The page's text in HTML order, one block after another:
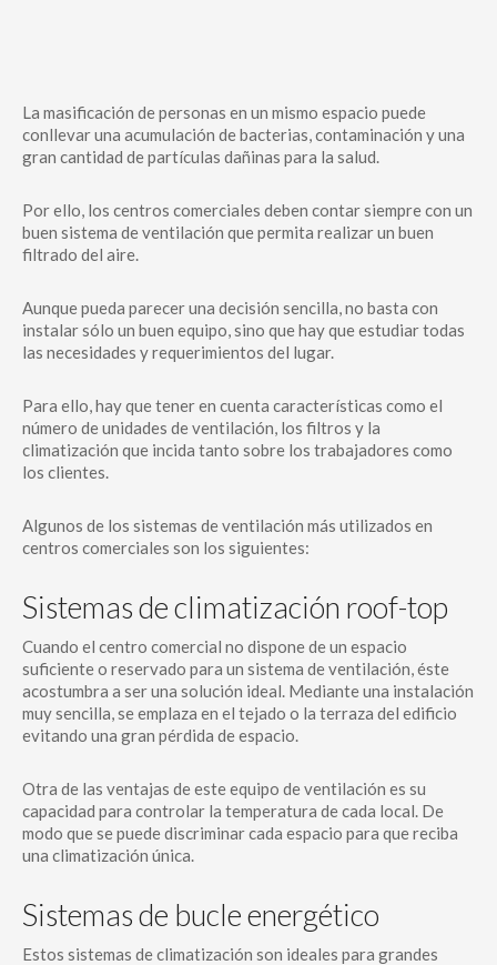
La masificación de personas en un mismo espacio puede
conllevar una acumulación de bacterias, contaminación y una
gran cantidad de partículas dañinas para la salud.
Por ello, los centros comerciales deben contar siempre con un
buen sistema de ventilación que permita realizar un buen
filtrado del aire.
Aunque pueda parecer una decisión sencilla, no basta con
instalar sólo un buen equipo, sino que hay que estudiar todas
las necesidades y requerimientos del lugar.
Para ello, hay que tener en cuenta características como el
número de unidades de ventilación, los filtros y la
climatización que incida tanto sobre los trabajadores como
los clientes.
Algunos de los sistemas de ventilación más utilizados en
centros comerciales son los siguientes:
Sistemas de climatización roof-top
Cuando el centro comercial no dispone de un espacio
suficiente o reservado para un sistema de ventilación, éste
acostumbra a ser una solución ideal. Mediante una instalación
muy sencilla, se emplaza en el tejado o la terraza del edificio
evitando una gran pérdida de espacio.
Otra de las ventajas de este equipo de ventilación es su
capacidad para controlar la temperatura de cada local. De
modo que se puede discriminar cada espacio para que reciba
una climatización única.
Sistemas de bucle energético
Estos sistemas de climatización son ideales para grandes